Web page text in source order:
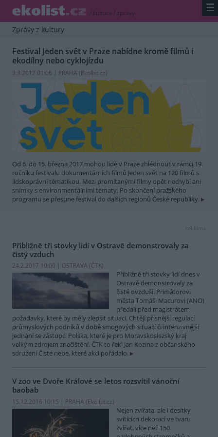
/ kultura / zprávy ☰
Zprávy z kultury
Festival Jeden svět v Praze nabídne kromě filmů i
ekodílny nebo cyklojízdu
3.3.2017 01:06 | PRAHA (Ekolist.cz)
Od 6. do 15. března 2017 mohou lidé v Praze zhlédnout v rámci 19.
ročníku festivalu dokumentárních filmů Jeden svět na 120 filmů s
lidskoprávní tématikou. Mezi promítanými filmy opět nechybí ani
snímky s environmentálními tématy. Po skončení pražského
programu se přesune festival do dalších regionů České republiky.
reklama
Přibližně tři stovky lidí v Ostravě demonstrovaly za
čistý vzduch
24.2.2017 10:00 | OSTRAVA (ČTK)
Přibližně tři stovky lidí dnes v
Ostravě demonstrovaly za
čisté ovzduší. Primátorovi
města Tomáši Macurovi (ANO)
předali před magistrátem
požadavky, které by měly zlepšit situaci. Chtějí přísnější regulací
průmyslových podniků v době smogových situací či intenzivnější
jednání se zástupci Polska, které je pro Moravskoslezský kraj
velkým zdrojem znečištění. ČTK to řekl Jan Kozina z občanského
sdružení Čisté nebe, které akci pořádalo.
V zoo ve Dvoře Králové se letos rozsvítil vánoční
baobab
15.12.2016 10:15 | PRAHA (Ekolist.cz)
Nejen zvířata, ale i desítky
svítících dekorací ve tvaru
zvířat, více než 150